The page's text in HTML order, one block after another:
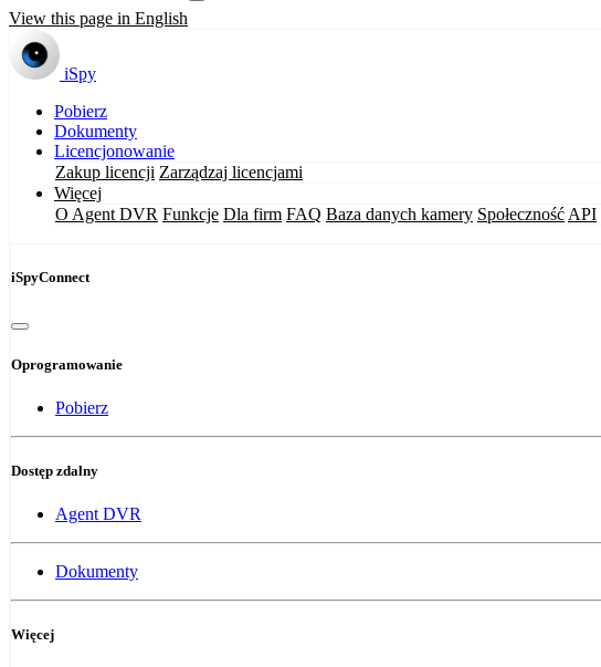
View this page in English
iSpy
Pobierz
Dokumenty
Licencjonowanie
Zakup licencji Zarządzaj licencjami
Więcej
O Agent DVR Funkcje Dla firm FAQ Baza danych kamery Społeczność API
iSpyConnect
Oprogramowanie
Pobierz
Dostęp zdalny
Agent DVR
Dokumenty
Więcej